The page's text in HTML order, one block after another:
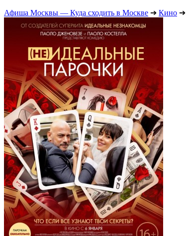
Афиша Москвы — Куда сходить в Москве ➔ Кино ➔